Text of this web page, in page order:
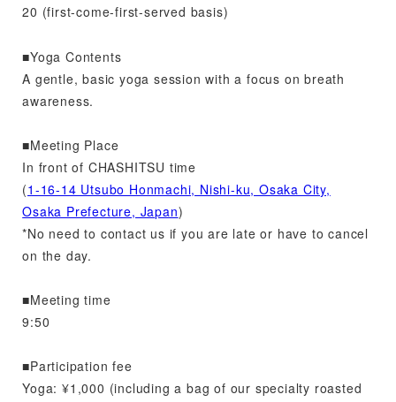
20 (first-come-first-served basis)
■Yoga Contents
A gentle, basic yoga session with a focus on breath
awareness.
■Meeting Place
In front of CHASHITSU time
(1-16-14 Utsubo Honmachi, Nishi-ku, Osaka City,
Osaka Prefecture, Japan)
*No need to contact us if you are late or have to cancel
on the day.
■Meeting time
9:50
■Participation fee
Yoga: ¥1,000 (including a bag of our specialty roasted